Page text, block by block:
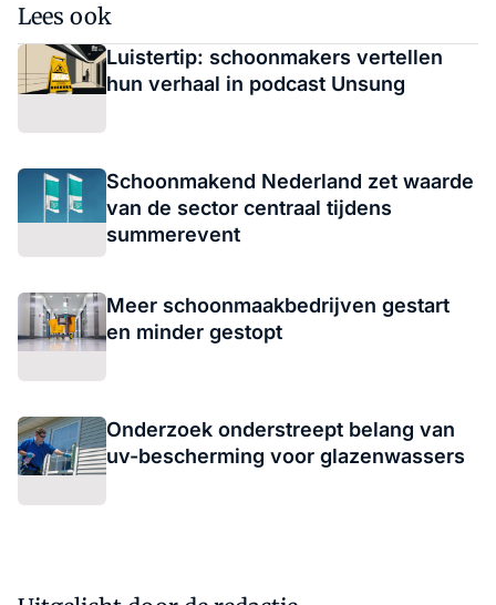
Lees ook
Luistertip: schoonmakers vertellen
hun verhaal in podcast Unsung
Schoonmakend Nederland zet waarde
van de sector centraal tijdens
summerevent
Meer schoonmaakbedrijven gestart
en minder gestopt
Onderzoek onderstreept belang van
uv-bescherming voor glazenwassers